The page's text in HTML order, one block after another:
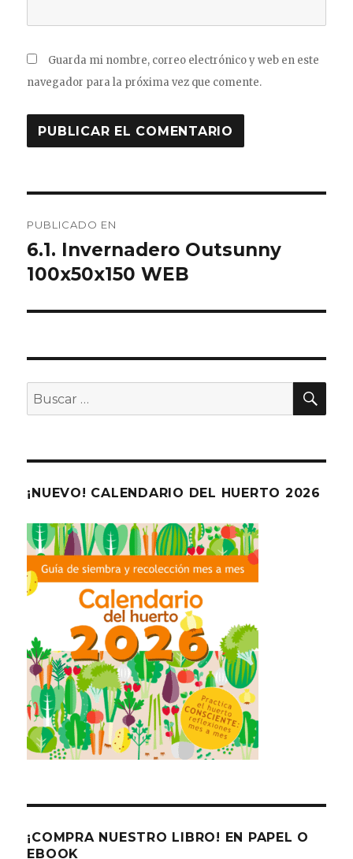
Guarda mi nombre, correo electrónico y web en este
navegador para la próxima vez que comente.
de
entradas
PUBLICADO EN
6.1. Invernadero Outsunny
100x50x150 WEB
Buscar
por:
¡NUEVO! CALENDARIO DEL HUERTO 2026
¡COMPRA NUESTRO LIBRO! EN PAPEL O
EBOOK